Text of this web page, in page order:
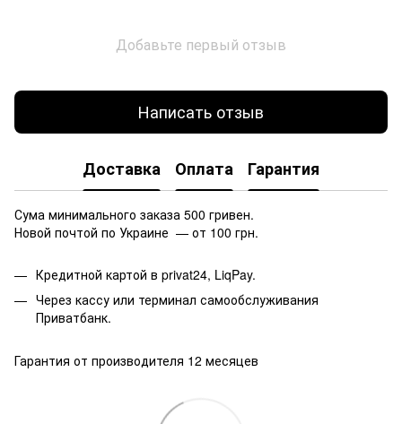
Добавьте первый отзыв
Написать отзыв
Доставка Оплата Гарантия
Сума минимального заказа 500 гривен.
Новой почтой по Украине — от 100 грн.
Кредитной картой в privat24, LiqPay.
Через кассу или терминал самообслуживания
Приватбанк.
Гарантия от производителя 12 месяцев